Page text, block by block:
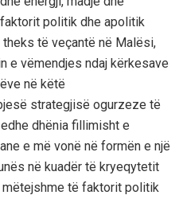
politik dhe apolitik
të veçantë në Malësi,
e vëmendjes ndaj kërkesave
në këtë
strategjisë ogurzeze të
dhënia fillimisht e
e më vonë në formën e një
në kuadër të kryeqytetit
mëtejshme të faktorit politik